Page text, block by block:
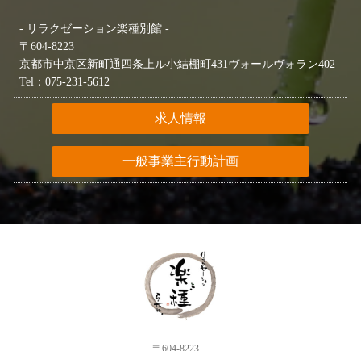
- リラクゼーション楽種別館 -
〒604-8223
京都市中京区新町通四条上ル小結棚町431ヴォールヴォラン402
Tel：075-231-5612
求人情報
一般事業主行動計画
〒604-8223